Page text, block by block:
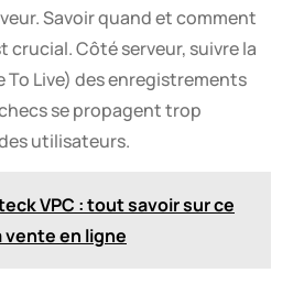
Savoir quand et comment
crucial. Côté serveur, suivre la
To Live) des enregistrements
se propagent trop
utilisateurs.
VPC : tout savoir sur ce
vente en ligne